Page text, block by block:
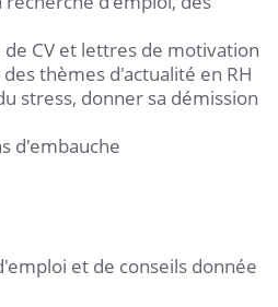
CV et lettres de motivation
thèmes d'actualité en RH
stress, donner sa démission
d'embauche
et de conseils donnée